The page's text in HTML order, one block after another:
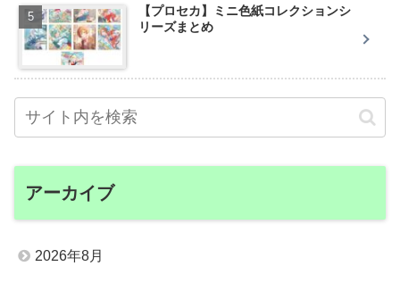
【プロセカ】ミニ色紙コレクションシ
リーズまとめ
アーカイブ
2026年8月